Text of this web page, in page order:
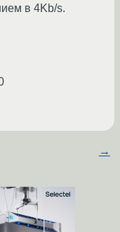
в 4Kb/s.
→